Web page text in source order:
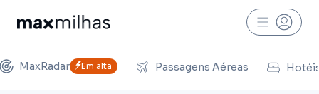
MaxRadar Em alta Passagens Aéreas